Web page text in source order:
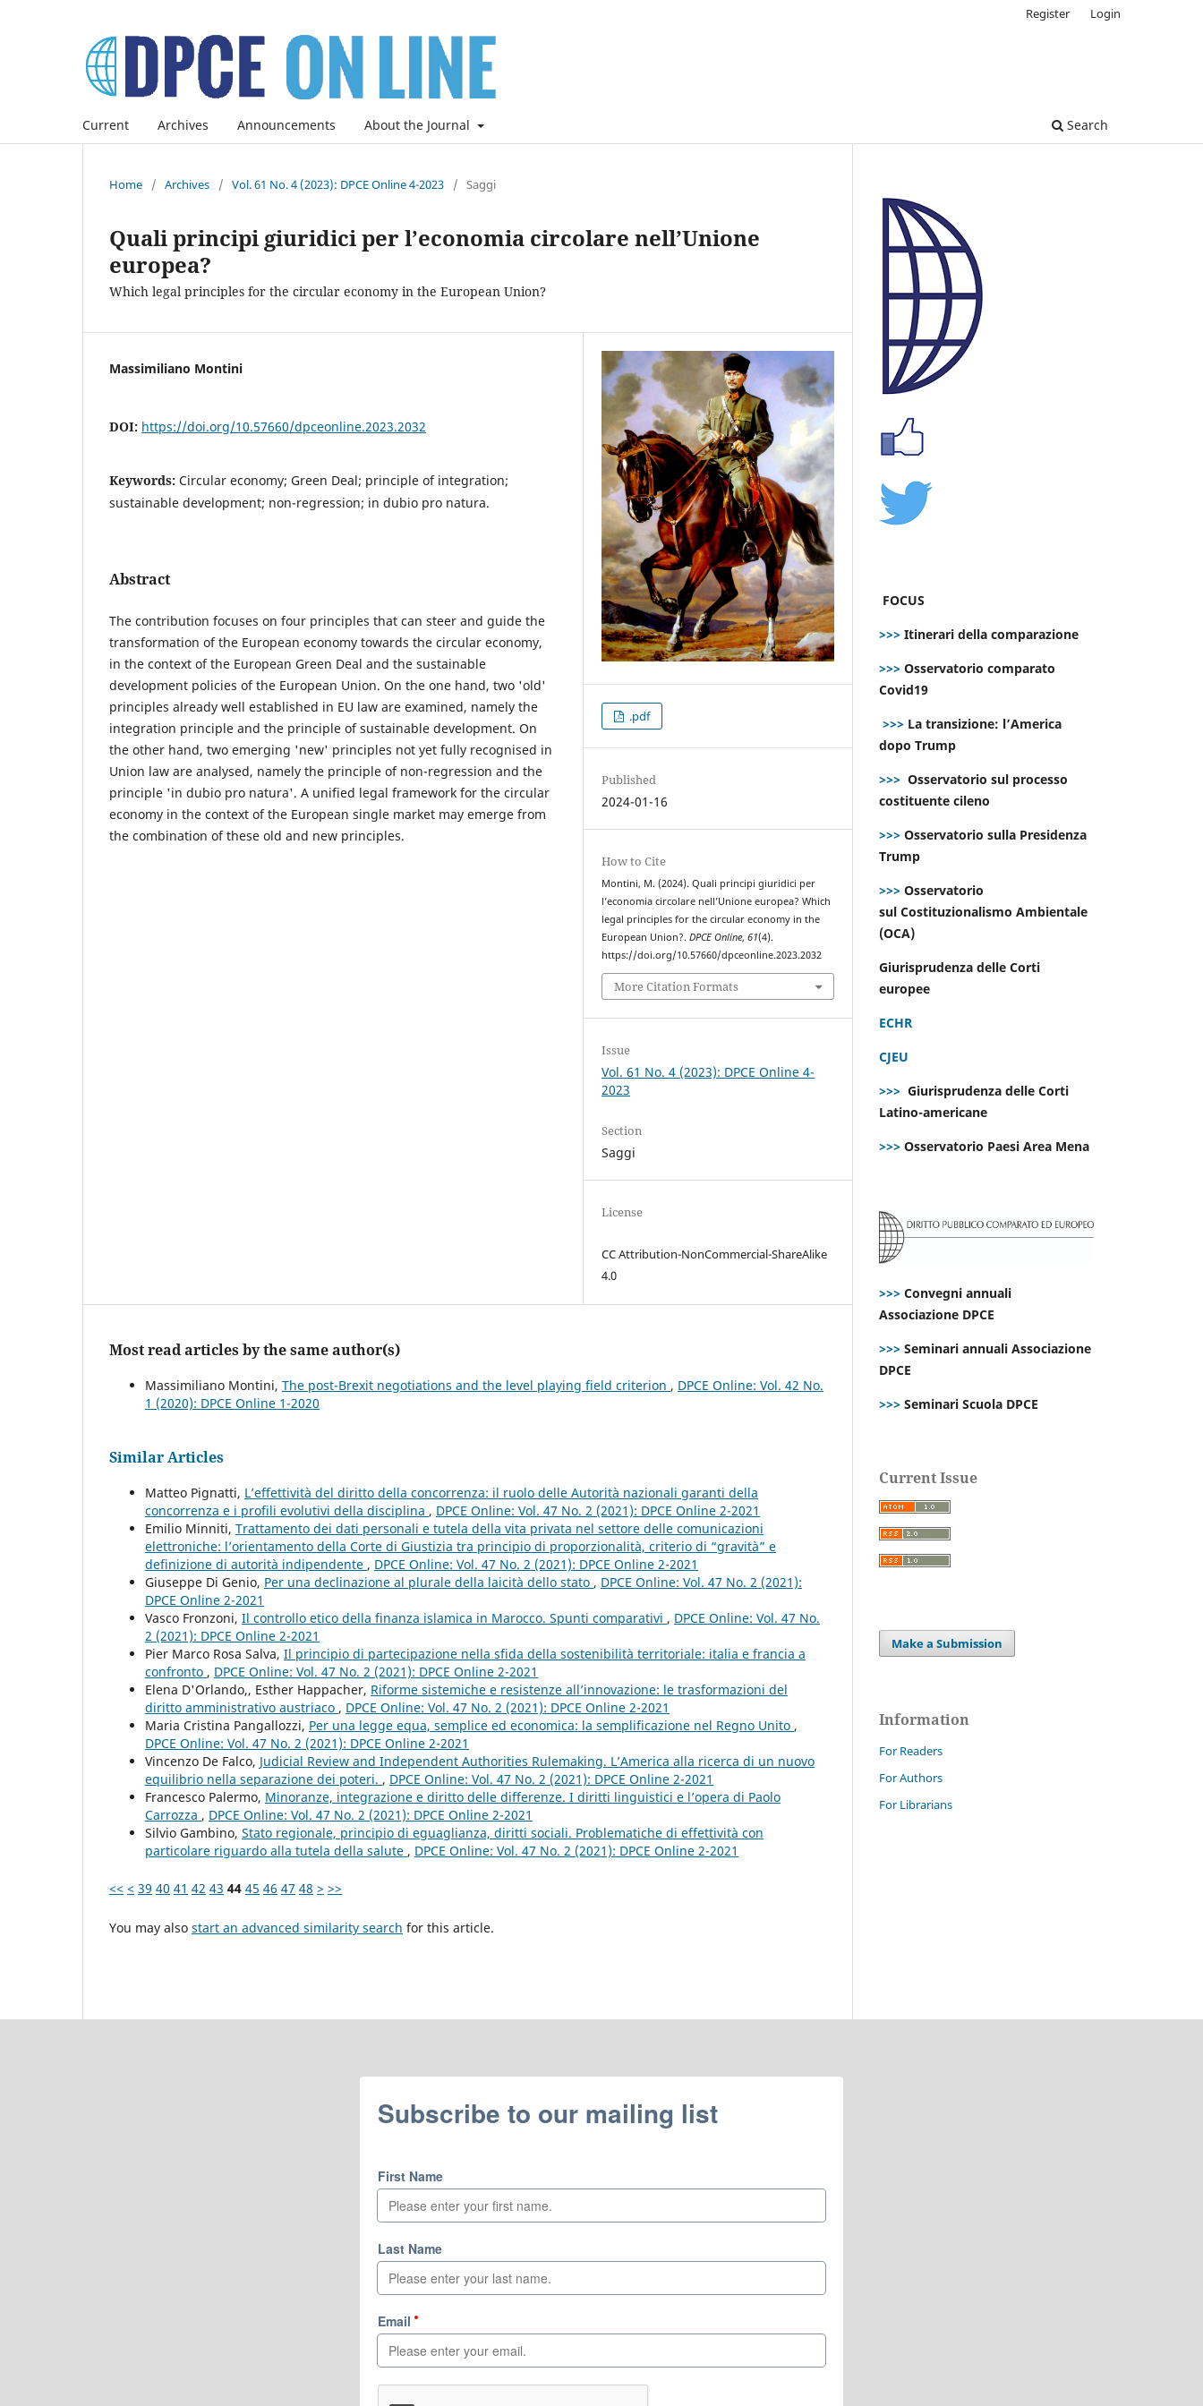
Current Archives Announcements About the Journal Search
Register Login
Home / Archives / Vol. 61 No. 4 (2023): DPCE Online 4-2023 / Saggi
Quali principi giuridici per l’economia circolare nell’Unione
europea?
Which legal principles for the circular economy in the European Union?
Massimiliano Montini
DOI: https://doi.org/10.57660/dpceonline.2023.2032
Keywords: Circular economy; Green Deal; principle of integration;
sustainable development; non-regression; in dubio pro natura.
Abstract
The contribution focuses on four principles that can steer and guide the
transformation of the European economy towards the circular economy,
in the context of the European Green Deal and the sustainable
development policies of the European Union. On the one hand, two 'old'
principles already well established in EU law are examined, namely the
integration principle and the principle of sustainable development. On
the other hand, two emerging 'new' principles not yet fully recognised in
Union law are analysed, namely the principle of non-regression and the
principle 'in dubio pro natura'. A unified legal framework for the circular
economy in the context of the European single market may emerge from
the combination of these old and new principles.
.pdf
Published
2024-01-16
How to Cite
Montini, M. (2024). Quali principi giuridici per
l’economia circolare nell’Unione europea? Which
legal principles for the circular economy in the
European Union?.DPCE Online,61(4).
https://doi.org/10.57660/dpceonline.2023.2032
More Citation Formats
Issue
Vol. 61 No. 4 (2023): DPCE Online 4-
2023
Section
Saggi
License
CC Attribution-NonCommercial-ShareAlike
4.0
Most read articles by the same author(s)
Massimiliano Montini, The post-Brexit negotiations and the level playing field criterion , DPCE Online: Vol. 42 No.
1 (2020): DPCE Online 1-2020
Similar Articles
Matteo Pignatti, L’effettività del diritto della concorrenza: il ruolo delle Autorità nazionali garanti della
concorrenza e i profili evolutivi della disciplina , DPCE Online: Vol. 47 No. 2 (2021): DPCE Online 2-2021
Emilio Minniti, Trattamento dei dati personali e tutela della vita privata nel settore delle comunicazioni
elettroniche: l’orientamento della Corte di Giustizia tra principio di proporzionalità, criterio di “gravità” e
definizione di autorità indipendente , DPCE Online: Vol. 47 No. 2 (2021): DPCE Online 2-2021
Giuseppe Di Genio, Per una declinazione al plurale della laicità dello stato , DPCE Online: Vol. 47 No. 2 (2021):
DPCE Online 2-2021
Vasco Fronzoni, Il controllo etico della finanza islamica in Marocco. Spunti comparativi , DPCE Online: Vol. 47 No.
2 (2021): DPCE Online 2-2021
Pier Marco Rosa Salva, Il principio di partecipazione nella sfida della sostenibilità territoriale: italia e francia a
confronto , DPCE Online: Vol. 47 No. 2 (2021): DPCE Online 2-2021
Elena D'Orlando,, Esther Happacher, Riforme sistemiche e resistenze all’innovazione: le trasformazioni del
diritto amministrativo austriaco , DPCE Online: Vol. 47 No. 2 (2021): DPCE Online 2-2021
Maria Cristina Pangallozzi, Per una legge equa, semplice ed economica: la semplificazione nel Regno Unito ,
DPCE Online: Vol. 47 No. 2 (2021): DPCE Online 2-2021
Vincenzo De Falco, Judicial Review and Independent Authorities Rulemaking. L’America alla ricerca di un nuovo
equilibrio nella separazione dei poteri. , DPCE Online: Vol. 47 No. 2 (2021): DPCE Online 2-2021
Francesco Palermo, Minoranze, integrazione e diritto delle differenze. I diritti linguistici e l’opera di Paolo
Carrozza , DPCE Online: Vol. 47 No. 2 (2021): DPCE Online 2-2021
Silvio Gambino, Stato regionale, principio di eguaglianza, diritti sociali. Problematiche di effettività con
particolare riguardo alla tutela della salute , DPCE Online: Vol. 47 No. 2 (2021): DPCE Online 2-2021
<< < 39 40 41 42 43 44 45 46 47 48 > >>
You may also start an advanced similarity search for this article.
FOCUS
>>> Itinerari della comparazione
>>> Osservatorio comparato
Covid19
>>> La transizione: l’America
dopo Trump
>>> Osservatorio sul processo
costituente cileno
>>> Osservatorio sulla Presidenza
Trump
>>> Osservatorio
sul Costituzionalismo Ambientale
(OCA)
Giurisprudenza delle Corti
europee
ECHR
CJEU
>>> Giurisprudenza delle Corti
Latino-americane
>>> Osservatorio Paesi Area Mena
>>> Convegni annuali
Associazione DPCE
>>> Seminari annuali Associazione
DPCE
>>> Seminari Scuola DPCE
Current Issue
Make a Submission
Information
For Readers
For Authors
For Librarians